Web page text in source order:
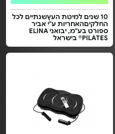
10 שנים למיטת העץשנתיים לכל
החלקיםהאחריות ע"י אביר
ספורט בע"מ, יבואני ELINA
PILATES® בישראל